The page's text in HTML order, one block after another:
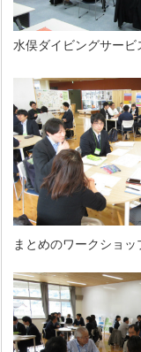
水俣ダイビングサー
まとめのワークショッ